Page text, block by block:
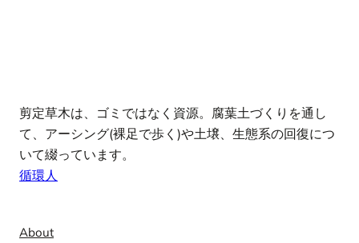
剪定草木は、ゴミではなく資源。腐葉土づくりを通し
て、アーシング(裸足で歩く)や土壌、生態系の回復につ
いて綴っています。
循環人
About